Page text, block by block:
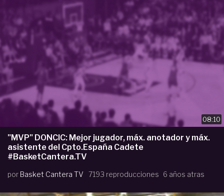
08:10
"MVP" DONCIC: Mejor jugador, máx. anotador y máx.
asistente del Cpto.España Cadete
#BasketCantera.TV
por Basket Cantera TV 7193 reproducciones 6 años atras